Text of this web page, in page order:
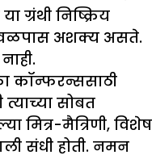
ग्रंथी निष्क्रिय
अशक्य असते.
कॉन्फरन्ससाठी
सोबत
मित्र-मैत्रिणी, विशेष
संधी होती. नमन